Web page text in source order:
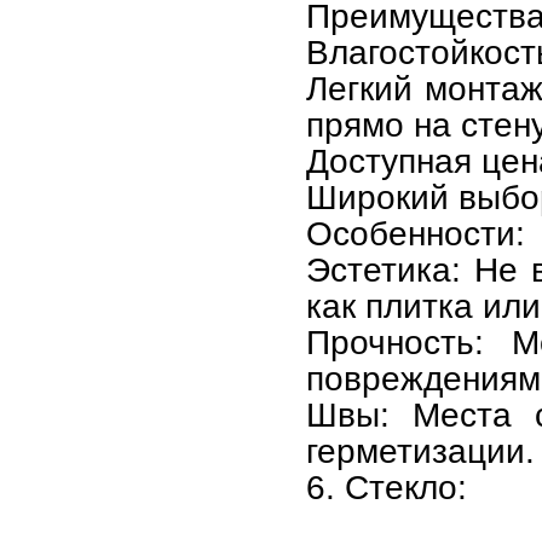
Легкий
прямо на
Доступная
Широкий
Особенности:
Эстетика: Не
как плитка
Прочность:
Швы: Места
герметизации.
6. Стекло: